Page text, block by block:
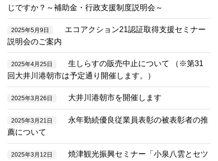
じですか？～補助金・行政支援制度説明会～
2025年5月9日
エコアクション21認証取得支援セミナー
説明会のご案内
2025年4月25日
生しらすの販売中止について （※第31
回大井川港朝市は予定通り開催します。）
2025年3月26日 大井川港朝市を開催します
2025年3月21日
永年勤続優良従業員表彰の被表彰者の推
薦について
2025年3月12日
焼津観光振興セミナー「小泉八雲とセツ